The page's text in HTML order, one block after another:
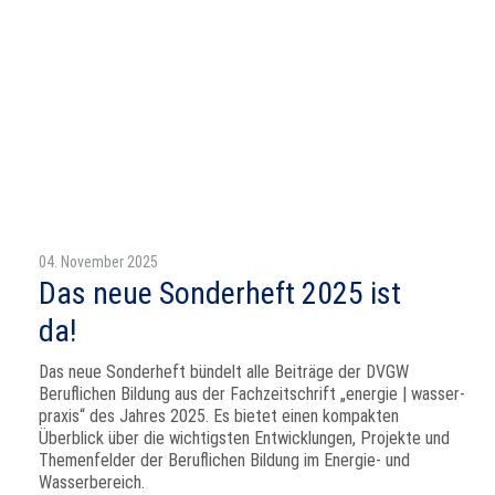
04. November 2025
Das neue Sonderheft 2025 ist
da!
Das neue Sonderheft bündelt alle Beiträge der DVGW
Beruflichen Bildung aus der Fachzeitschrift „energie | wasser-
praxis“ des Jahres 2025. Es bietet einen kompakten
Überblick über die wichtigsten Entwicklungen, Projekte und
Themenfelder der Beruflichen Bildung im Energie- und
Wasserbereich.